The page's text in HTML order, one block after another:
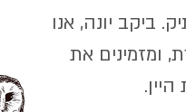
ביקב יונה, אנו
ומזמינים את